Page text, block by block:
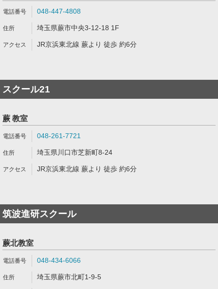
048-447-4808
埼玉県蕨市中央3-12-18 1F
JR京浜東北線 蕨より 徒歩 約6分
スクール21
蕨 教室
048-261-7721
埼玉県川口市芝新町8-24
JR京浜東北線 蕨より 徒歩 約6分
筑波進研スクール
蕨北教室
048-434-6066
埼玉県蕨市北町1-9-5